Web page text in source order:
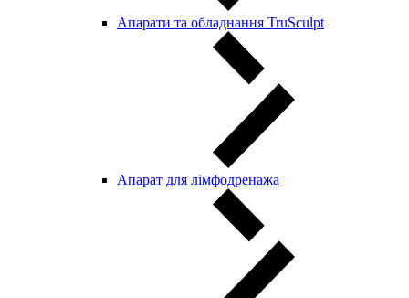
Апарати та обладнання TruSculpt
Апарат для лімфодренажа